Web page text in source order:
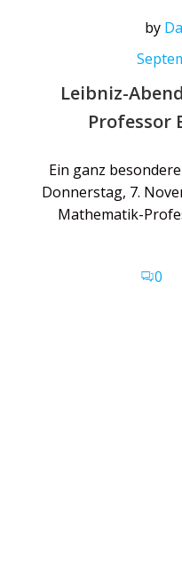
by
Leibniz-
Professor
Ein ganz
Donnerstag, 7.
Mathematik-
0